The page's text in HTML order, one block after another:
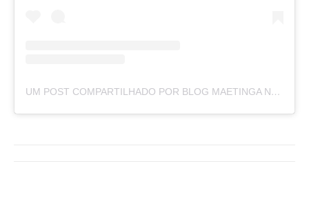
UM POST COMPARTILHADO POR BLOG MAETINGA NOTÍCIAS (@BLOGMAETINGANOTICIAS)